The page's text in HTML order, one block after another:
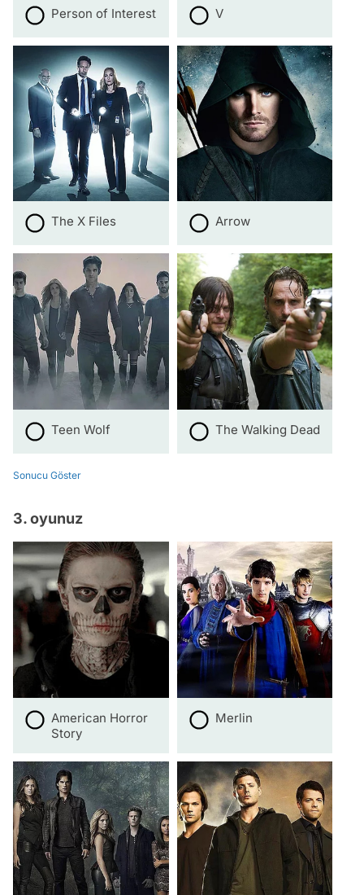
Person of Interest V
The X Files Arrow
Teen Wolf The Walking Dead
Sonucu Göster
3. oyunuz
American Horror
Story
Merlin